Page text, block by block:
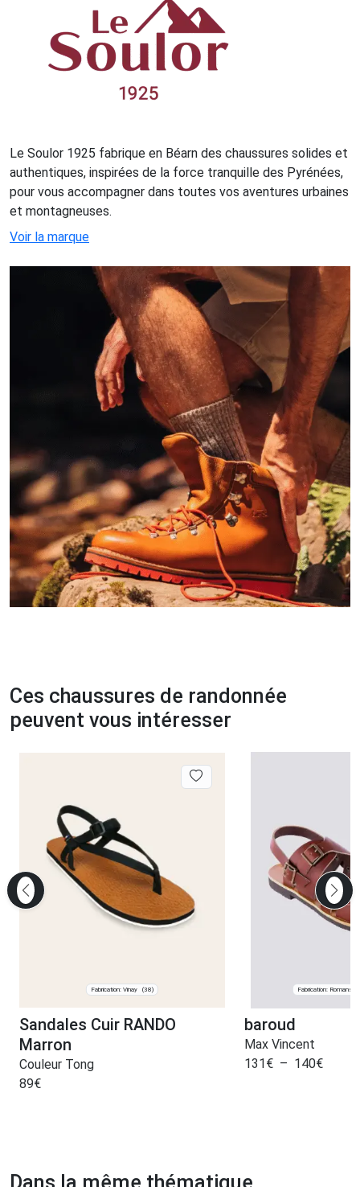
Le Soulor 1925 fabrique en Béarn des chaussures solides et
authentiques, inspirées de la force tranquille des Pyrénées,
pour vous accompagner dans toutes vos aventures urbaines
et montagneuses.
Voir la marque
Ces chaussures de randonnée
peuvent vous intéresser
Fabrication: Vinay (38)
Sandales Cuir RANDO
Marron
Couleur Tong
89€
Fabrication: Romans-
baroud
Max Vincent
131 € – 140€